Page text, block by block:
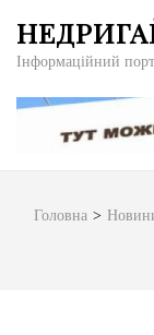
вмісту
Enter)
Інформаційний
Головна >